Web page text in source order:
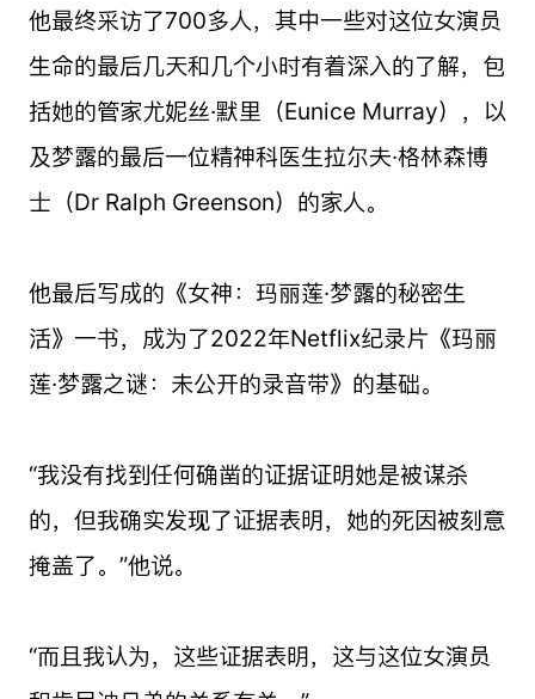
他最终采访了700多人，其中一些对这位女演员
生命的最后几天和几个小时有着深入的了解，包
括她的管家尤妮丝·默里（Eunice Murray），以
及梦露的最后一位精神科医生拉尔夫·格林森博
士（Dr Ralph Greenson）的家人。
他最后写成的《女神：玛丽莲·梦露的秘密生
活》一书，成为了2022年Netflix纪录片《玛丽
莲·梦露之谜：未公开的录音带》的基础。
“我没有找到任何确凿的证据证明她是被谋杀
的，但我确实发现了证据表明，她的死因被刻意
掩盖了。”他说。
“而且我认为，这些证据表明，这与这位女演员